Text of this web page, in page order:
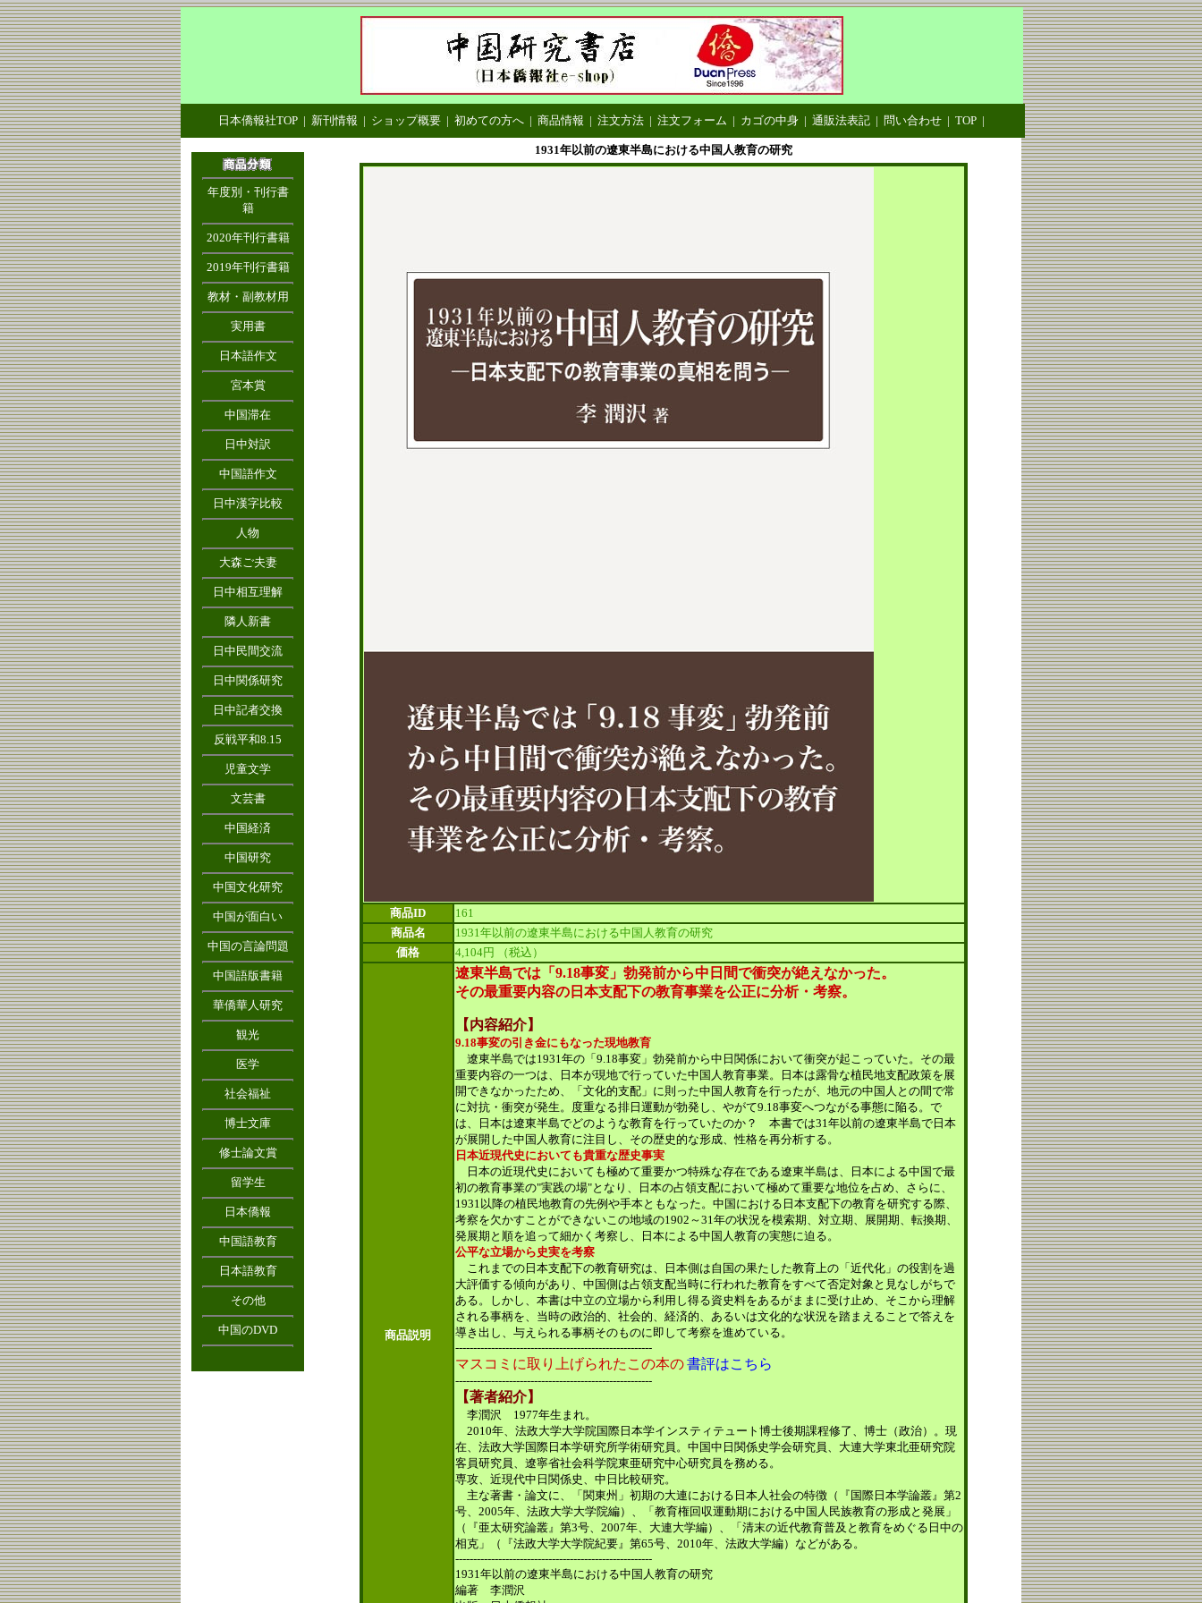
日本僑報社TOP | 新刊情報 | ショップ概要 | 初めての方へ | 商品情報 | 注文方法 | 注文フォーム | カゴの中身 | 通販法表記 | 問い合わせ | TOP |
年度別・刊行書
籍
2020年刊行書籍
2019年刊行書籍
教材・副教材用
実用書
日本語作文
宮本賞
中国滞在
日中対訳
中国語作文
日中漢字比較
人物
大森ご夫妻
日中相互理解
隣人新書
日中民間交流
日中関係研究
日中記者交換
反戦平和8.15
児童文学
文芸書
中国経済
中国研究
中国文化研究
中国が面白い
中国の言論問題
中国語版書籍
華僑華人研究
観光
医学
社会福祉
博士文庫
修士論文賞
留学生
日本僑報
中国語教育
日本語教育
その他
中国のDVD
1931年以前の遼東半島における中国人教育の研究
商品ID
161
商品名
1931年以前の遼東半島における中国人教育の研究
価格
4,104円 （税込）
商品説明
遼東半島では「9.18事変」勃発前から中日間で衝突が絶えなかった。
その最重要内容の日本支配下の教育事業を公正に分析・考察。
【内容紹介】
9.18事変の引き金にもなった現地教育
遼東半島では1931年の「9.18事変」勃発前から中日関係において衝突が起こっていた。その最
重要内容の一つは、日本が現地で行っていた中国人教育事業。日本は露骨な植民地支配政策を展
開できなかったため、「文化的支配」に則った中国人教育を行ったが、地元の中国人との間で常
に対抗・衝突が発生。度重なる排日運動が勃発し、やがて9.18事変へつながる事態に陥る。で
は、日本は遼東半島でどのような教育を行っていたのか？ 本書では31年以前の遼東半島で日本
が展開した中国人教育に注目し、その歴史的な形成、性格を再分析する。
日本近現代史においても貴重な歴史事実
日本の近現代史においても極めて重要かつ特殊な存在である遼東半島は、日本による中国で最
初の教育事業の"実践の場"となり、日本の占領支配において極めて重要な地位を占め、さらに、
1931以降の植民地教育の先例や手本ともなった。中国における日本支配下の教育を研究する際、
考察を欠かすことができないこの地域の1902～31年の状況を模索期、対立期、展開期、転換期、
発展期と順を追って細かく考察し、日本による中国人教育の実態に迫る。
公平な立場から史実を考察
これまでの日本支配下の教育研究は、日本側は自国の果たした教育上の「近代化」の役割を過
大評価する傾向があり、中国側は占領支配当時に行われた教育をすべて否定対象と見なしがちで
ある。しかし、本書は中立の立場から利用し得る資史料をあるがままに受け止め、そこから理解
される事柄を、当時の政治的、社会的、経済的、あるいは文化的な状況を踏まえることで答えを
導き出し、与えられる事柄そのものに即して考察を進めている。
-------------------------------------------------------
マスコミに取り上げられたこの本の書評はこちら
-------------------------------------------------------
【著者紹介】
李潤沢 1977年生まれ。
2010年、法政大学大学院国際日本学インスティテュート博士後期課程修了、博士（政治）。現
在、法政大学国際日本学研究所学術研究員。中国中日関係史学会研究員、大連大学東北亜研究院
客員研究員、遼寧省社会科学院東亜研究中心研究員を務める。
専攻、近現代中日関係史、中日比較研究。
主な著書・論文に、「関東州」初期の大連における日本人社会の特徴（『国際日本学論叢』第2
号、2005年、法政大学大学院編）、「教育権回収運動期における中国人民族教育の形成と発展」
（『亜太研究論叢』第3号、2007年、大連大学編）、「清末の近代教育普及と教育をめぐる日中の
相克」（『法政大学大学院紀要』第65号、2010年、法政大学編）などがある。
-------------------------------------------------------
1931年以前の遼東半島における中国人教育の研究
編著 李潤沢